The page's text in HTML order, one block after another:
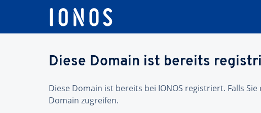
Diese Domain ist bereits
Diese Domain ist bereits bei IONOS registriert. Falls
Domain zugreifen.